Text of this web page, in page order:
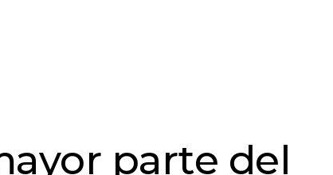
parte del